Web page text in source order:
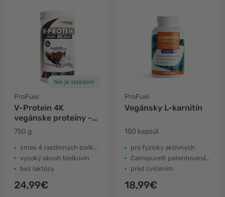
Nie je skladom
ProFuel
V-Protein 4K
vegánske proteíny -
čokoládové mlieko
750 g
zmes 4 rastlinných bielkovín
vysoký obsah bielkovín
bez laktózy
24,99€
ProFuel
Vegánsky L-karnitín
150 kapsúl
pre fyzicky aktívnych
Carnipure® patentovaná forma
pred cvičením
18,99€